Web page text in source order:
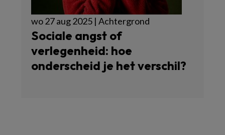
wo 27 aug 2025 | Achtergrond
Sociale angst of
verlegenheid: hoe
onderscheid je het verschil?